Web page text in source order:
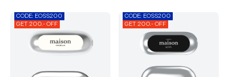
CODE: EOSS200
GET 200.- OFF
CODE: EOSS200
GET 200.- OFF